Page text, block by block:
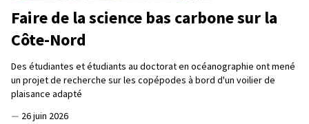
Faire de la science bas carbone sur la
Côte-Nord
Des étudiantes et étudiants au doctorat en océanographie ont mené
un projet de recherche sur les copépodes à bord d'un voilier de
plaisance adapté
— 26 juin 2026